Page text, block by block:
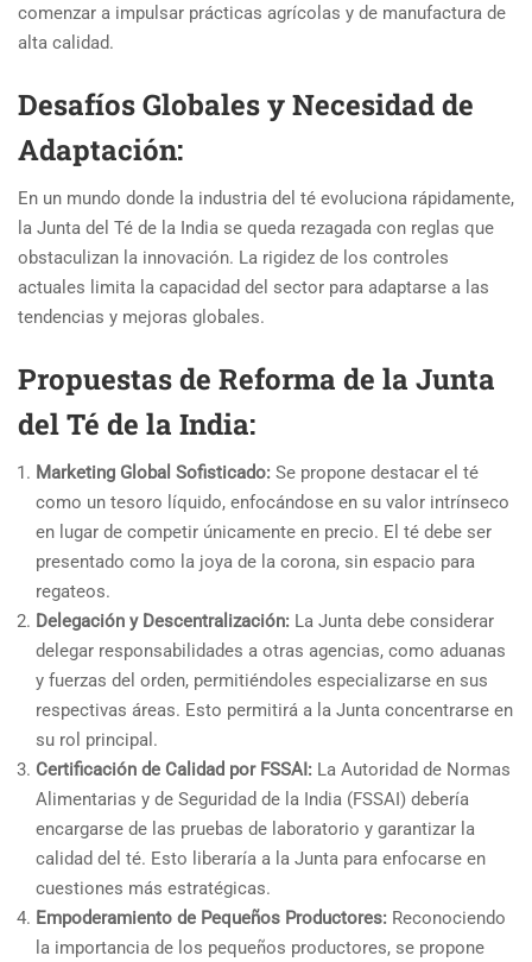
comenzar a impulsar prácticas agrícolas y de manufactura de
alta calidad.
Desafíos Globales y Necesidad de
Adaptación:
En un mundo donde la industria del té evoluciona rápidamente,
la Junta del Té de la India se queda rezagada con reglas que
obstaculizan la innovación. La rigidez de los controles
actuales limita la capacidad del sector para adaptarse a las
tendencias y mejoras globales.
Propuestas de Reforma de la Junta
del Té de la India:
Marketing Global Sofisticado: Se propone destacar el té
como un tesoro líquido, enfocándose en su valor intrínseco
en lugar de competir únicamente en precio. El té debe ser
presentado como la joya de la corona, sin espacio para
regateos.
Delegación y Descentralización: La Junta debe considerar
delegar responsabilidades a otras agencias, como aduanas
y fuerzas del orden, permitiéndoles especializarse en sus
respectivas áreas. Esto permitirá a la Junta concentrarse en
su rol principal.
Certificación de Calidad por FSSAI: La Autoridad de Normas
Alimentarias y de Seguridad de la India (FSSAI) debería
encargarse de las pruebas de laboratorio y garantizar la
calidad del té. Esto liberaría a la Junta para enfocarse en
cuestiones más estratégicas.
Empoderamiento de Pequeños Productores: Reconociendo
la importancia de los pequeños productores, se propone